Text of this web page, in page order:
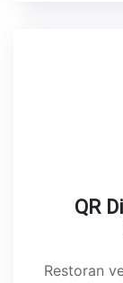
QR
Restoran